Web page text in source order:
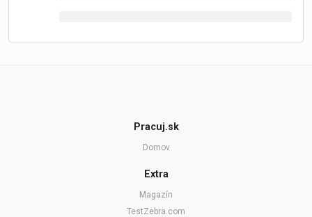
Pracuj.sk
Domov
Extra
Magazín
TestZebra.com